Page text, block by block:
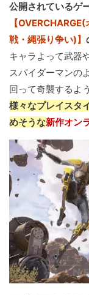
公開されているゲ
【
戦・縄張り争い)】
キャラよって武器
スパイダーマンの
回って奇襲するよ
様々なプレイスタ
めそうな新作オン